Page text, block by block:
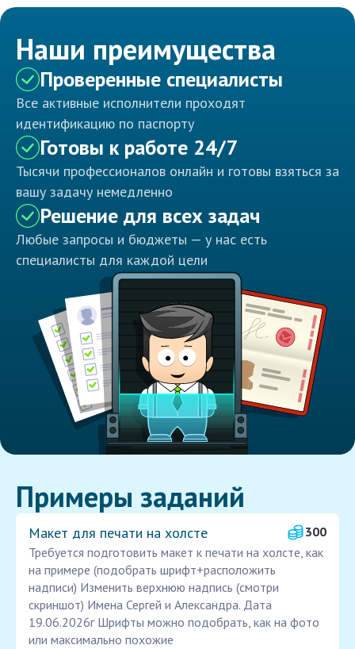
Наши преимущества
Проверенные специалисты
Все активные исполнители проходят
идентификацию по паспорту
Готовы к работе 24/7
Тысячи профессионалов онлайн и готовы взяться за
вашу задачу немедленно
Решение для всех задач
Любые запросы и бюджеты — у нас есть
специалисты для каждой цели
Примеры заданий
Макет для печати на холсте
300
Требуется подготовить макет к печати на холсте, как
на примере (подобрать шрифт+расположить
надписи) Изменить верхнюю надпись (смотри
скриншот) Имена Сергей и Александра. Дата
19.06.2026г Шрифты можно подобрать, как на фото
или максимально похожие